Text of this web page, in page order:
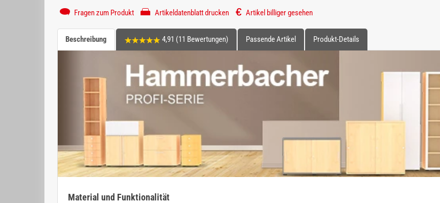
Fragen zum Produkt Artikeldatenblatt drucken Artikel billiger gesehen
Beschreibung 4,91 (11 Bewertungen) Passende Artikel Produkt-Details
Material und Funktionalität